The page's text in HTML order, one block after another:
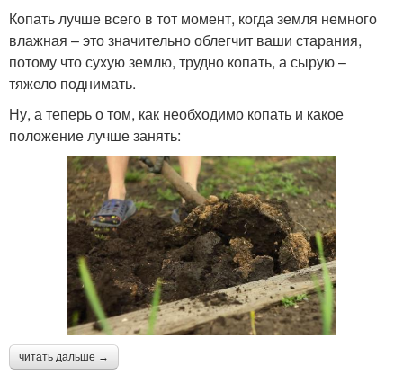
Копать лучше всего в тот момент, когда земля немного
влажная – это значительно облегчит ваши старания,
потому что сухую землю, трудно копать, а сырую –
тяжело поднимать.
Ну, а теперь о том, как необходимо копать и какое
положение лучше занять:
читать дальше →